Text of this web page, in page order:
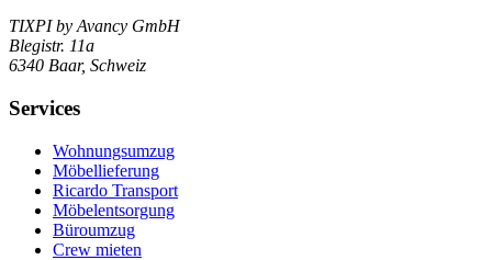
TIXPI by Avancy GmbH
Blegistr. 11a
6340 Baar, Schweiz
Services
Wohnungsumzug
Möbellieferung
Ricardo Transport
Möbelentsorgung
Büroumzug
Crew mieten